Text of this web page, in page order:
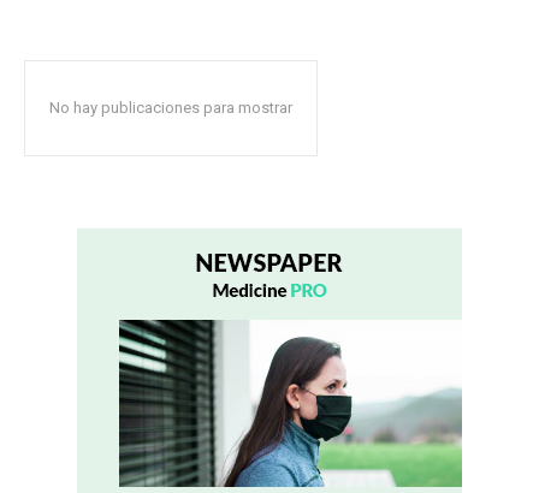
No hay publicaciones para mostrar